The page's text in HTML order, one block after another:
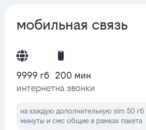
мобильная связь
9999 гб
интернет
200 мин
на звонки
на каждую дополнительную sim 50
минуты и смс общие в рамках пакета